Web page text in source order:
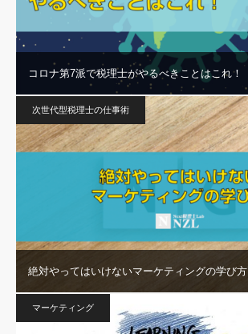
コロナ第7派で税理士がやるべきことはこれ！
次世代型税理士の仕事術
絶対やってはいけないマーケティングの学び方
マーケティング